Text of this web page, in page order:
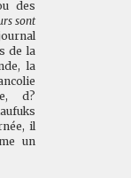
des
sont
de la
la
d?
il
un